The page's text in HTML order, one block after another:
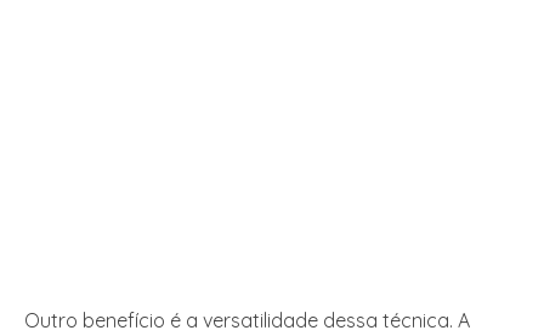
Outro benefício é a versatilidade dessa técnica. A